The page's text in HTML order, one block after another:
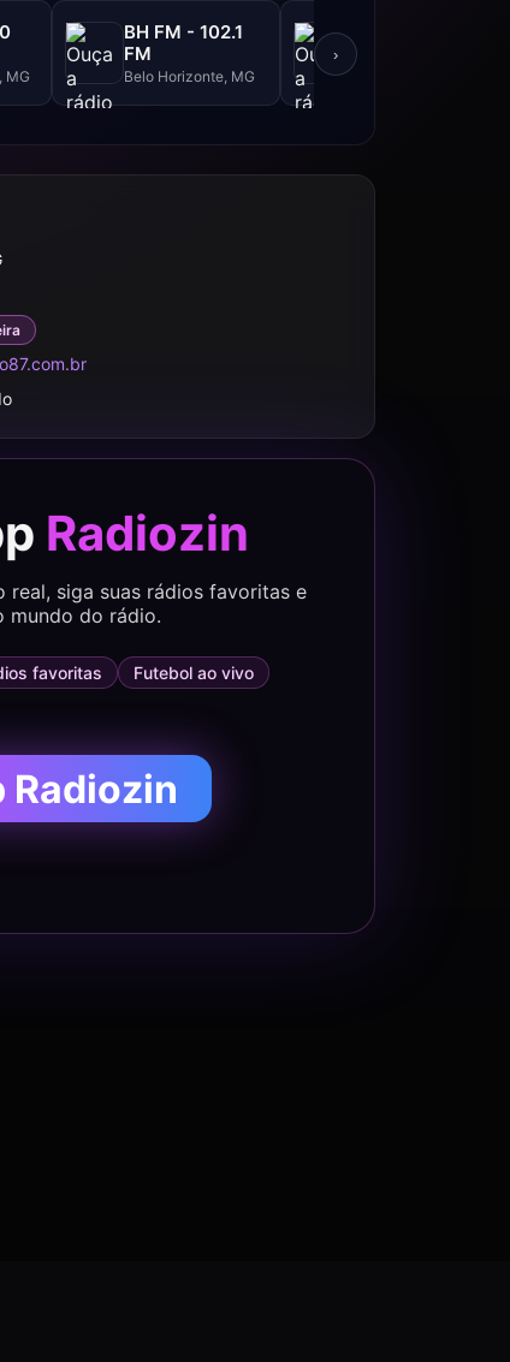
MG
BH FM - 102.1
FM
Belo Horizonte, MG
101.3 FM
›
Radiozin
real, siga suas rádios favoritas e
mundo do rádio.
favoritas
Futebol ao vivo
Radiozin